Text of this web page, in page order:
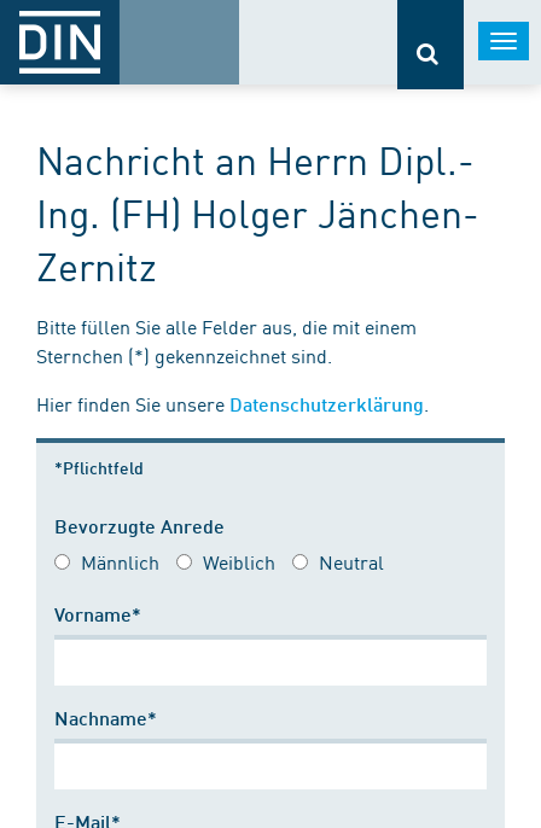
Nachricht an Herrn Dipl.-
Ing. (FH) Holger Jänchen-
Zernitz
Bitte füllen Sie alle Felder aus, die mit einem
Sternchen (*) gekennzeichnet sind.
Hier finden Sie unsere Datenschutzerklärung
*Pflichtfeld
Bevorzugte Anrede
Männlich Weiblich Neutral
Vorname*
Nachname*
E-Mail*